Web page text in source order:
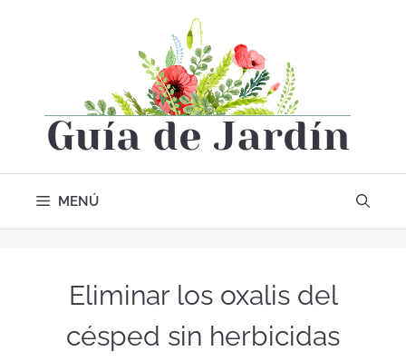
MENÚ
Eliminar los oxalis del
césped sin herbicidas